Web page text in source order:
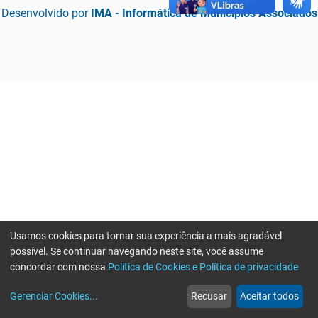
Desenvolvido por IMA - Informática de Municípios Associados
web
Notícias
more_horiz
Mais
Usamos cookies para tornar sua experiência a mais agradável
possível. Se continuar navegando neste site, você assume
concordar com nossa Política de Cookies e Política de privacidade
Gerenciar Cookies... Recusar Aceitar todos
Erro ao enviar informações, por favor tente novamente